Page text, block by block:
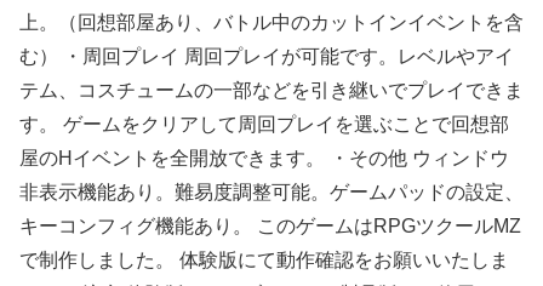
上。（回想部屋あり、バトル中のカットインイベントを含
む） ・周回プレイ 周回プレイが可能です。レベルやアイ
テム、コスチュームの一部などを引き継いでプレイできま
す。 ゲームをクリアして周回プレイを選ぶことで回想部
屋のHイベントを全開放できます。 ・その他 ウィンドウ
非表示機能あり。難易度調整可能。ゲームパッドの設定、
キーコンフィグ機能あり。 このゲームはRPGツクールMZ
で制作しました。 体験版にて動作確認をお願いいたしま